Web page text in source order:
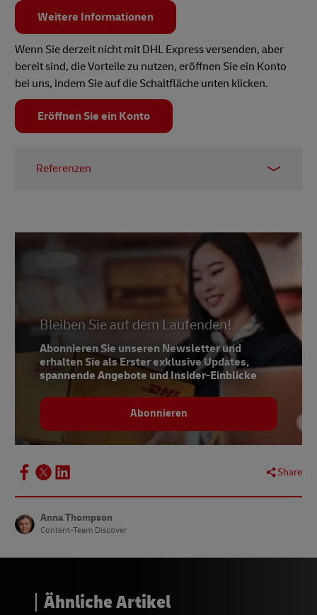
Weitere Informationen
Wenn Sie derzeit nicht mit DHL Express versenden, aber
bereit sind, die Vorteile zu nutzen, eröffnen Sie ein Konto
bei uns, indem Sie auf die Schaltfläche unten klicken.
Eröffnen Sie ein Konto
Referenzen
, abgerufen im Juni 2022
Bleiben Sie auf dem Laufenden!
Abonnieren Sie unseren Newsletter und
erhalten Sie als Erster exklusive Updates,
spannende Angebote und Insider-Einblicke
Abonnieren
Share
Anna Thompson
Content-Team Discover
Ähnliche Artikel